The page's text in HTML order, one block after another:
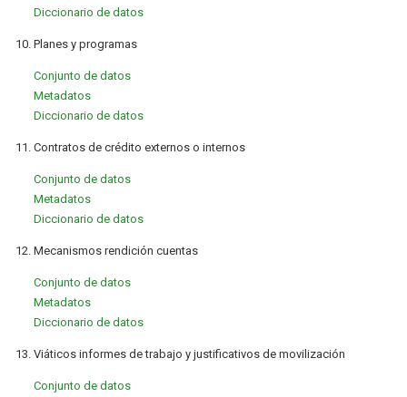
Diccionario de datos
10. Planes y programas
Conjunto de datos
Metadatos
Diccionario de datos
11. Contratos de crédito externos o internos
Conjunto de datos
Metadatos
Diccionario de datos
12. Mecanismos rendición cuentas
Conjunto de datos
Metadatos
Diccionario de datos
13. Viáticos informes de trabajo y justificativos de movilización
Conjunto de datos